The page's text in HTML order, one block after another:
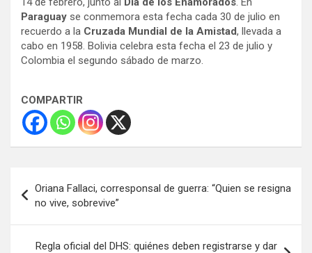
Paraguay se conmemora esta fecha cada 30 de julio en
recuerdo a la Cruzada Mundial de la Amistad, llevada a
cabo en 1958. Bolivia celebra esta fecha el 23 de julio y
Colombia el segundo sábado de marzo.
COMPARTIR
de
entradas
Oriana Fallaci, corresponsal de guerra: “Quien se resigna
no vive, sobrevive”
Regla oficial del DHS: quiénes deben registrarse y dar